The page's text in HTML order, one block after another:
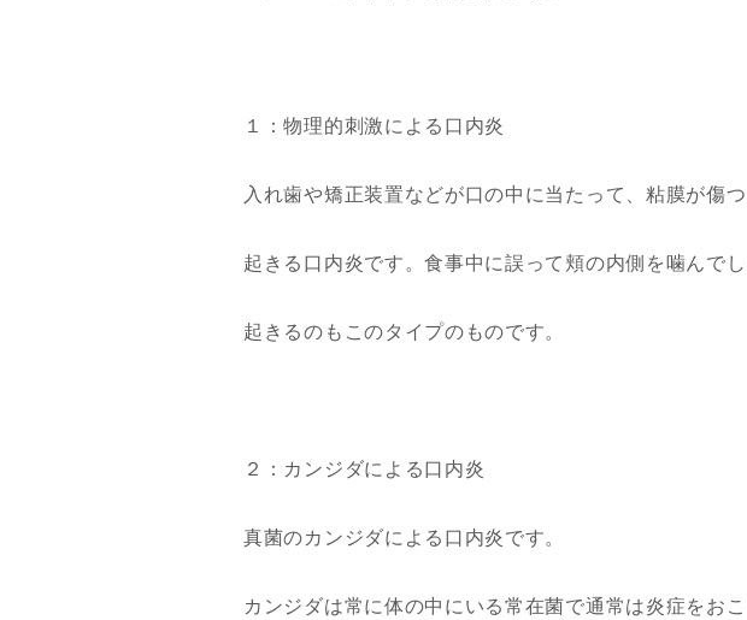
１：物理的刺激による口内炎
入れ歯や矯正装置などが口の中に当たって、粘膜が傷つ
起きる口内炎です。食事中に誤って頬の内側を噛んで
起きるのもこのタイプのものです。
２：カンジダによる口内炎
真菌のカンジダによる口内炎です。
カンジダは常に体の中にいる常在菌で通常は炎症をおこ